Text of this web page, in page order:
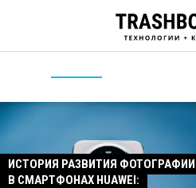
ИСТОРИЯ РАЗВИТИЯ ФОТОГРАФИИ
В СМАРТФОНАХ HUAWEI: